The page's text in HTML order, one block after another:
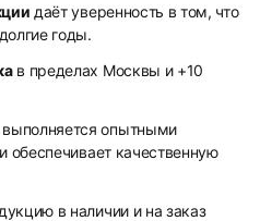
даёт уверенность в том, что
годы.
в пределах Москвы и +10
опытными
обеспечивает качественную
в наличии и на заказ